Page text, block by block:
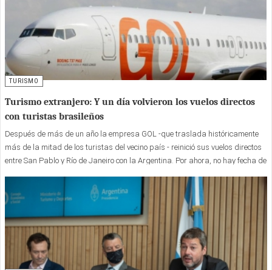
TURISMO
Turismo extranjero: Y un día volvieron los vuelos directos
con turistas brasileños
Después de más de un año la empresa GOL -que traslada históricamente
más de la mitad de los turistas del vecino país - reinició sus vuelos directos
entre San Pablo y Río de Janeiro con la Argentina. Por ahora, no hay fecha de